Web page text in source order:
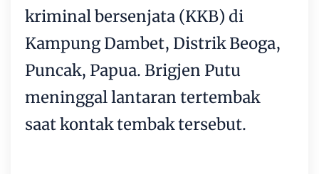
kriminal bersenjata (KKB) di
Kampung Dambet, Distrik Beoga,
Puncak, Papua. Brigjen Putu
meninggal lantaran tertembak
saat kontak tembak tersebut.